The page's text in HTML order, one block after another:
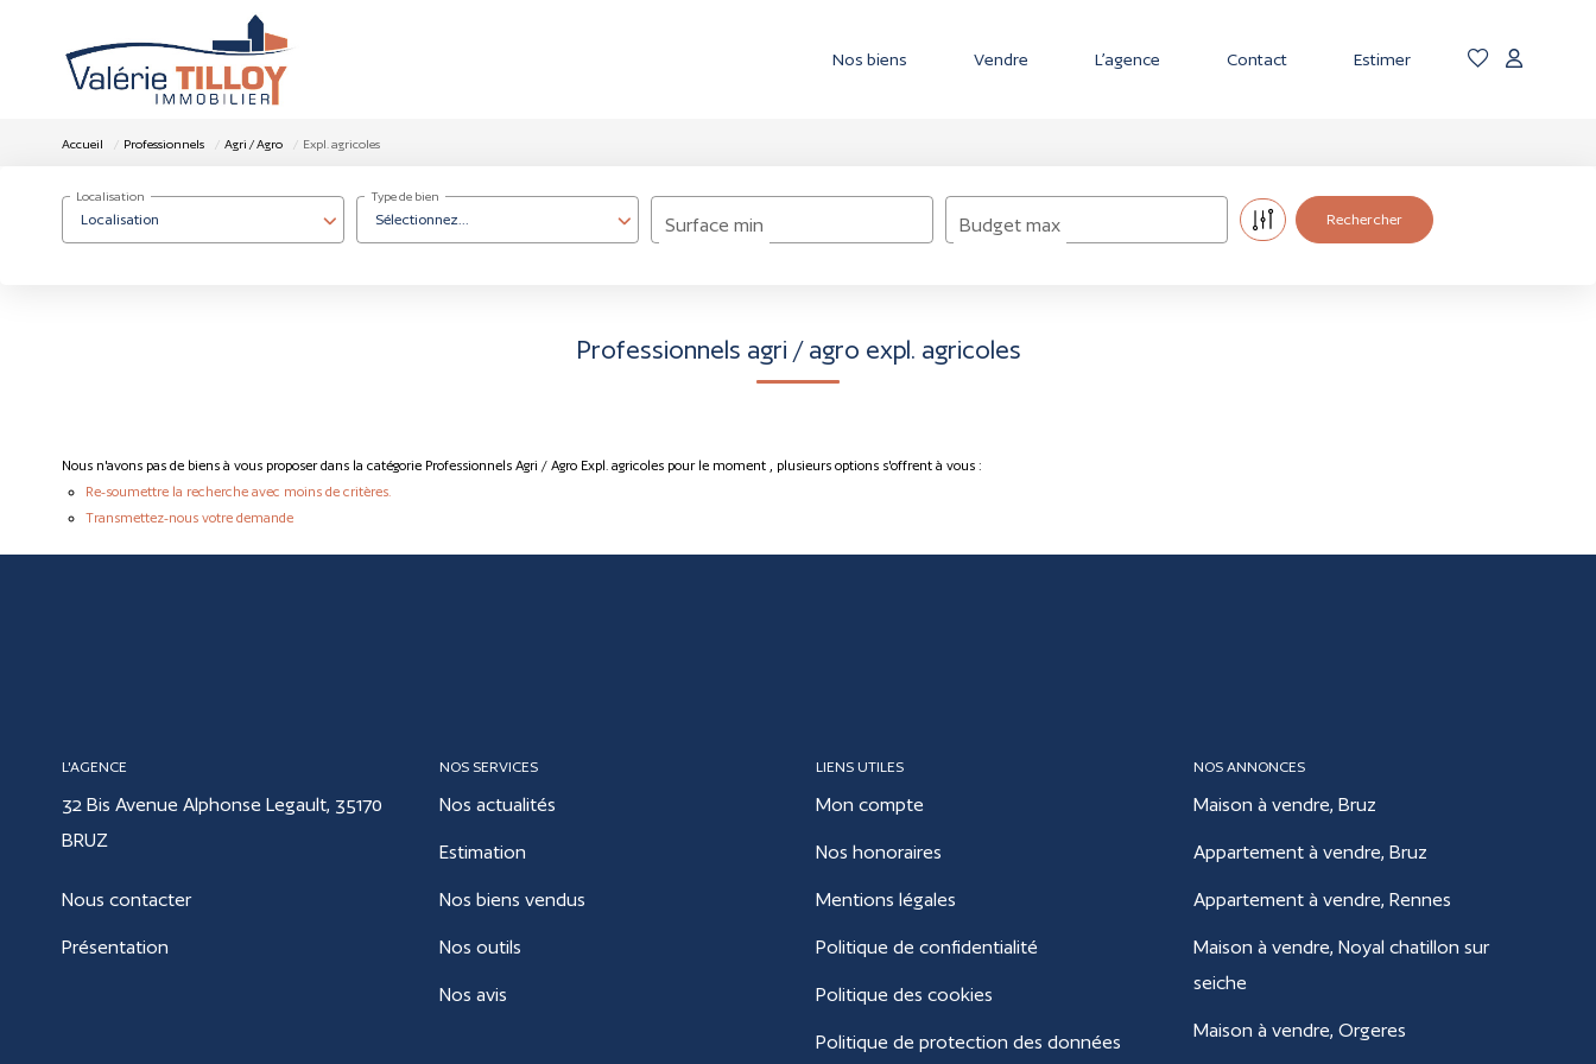
Nos biens Vendre L’agence Contact Estimer
Accueil Professionnels Agri / Agro Expl. agricoles
Localisation
Localisation
Sélectionnez...
Type de bien
Surface min Budget max
Professionnels agri / agro expl. agricoles
Nous n'avons pas de biens à vous proposer dans la catégorie Professionnels Agri / Agro Expl. agricoles pour le moment , plusieurs options s'offrent à vous :
Re-soumettre la recherche avec moins de critères.
Transmettez-nous votre demande
L'AGENCE
32 Bis Avenue Alphonse Legault, 35170
BRUZ
Nous contacter
Présentation
NOS SERVICES
Nos actualités
Estimation
Nos biens vendus
Nos outils
Nos avis
LIENS UTILES
Mon compte
Nos honoraires
Mentions légales
Politique de confidentialité
Politique des cookies
Politique de protection des données
NOS ANNONCES
Maison à vendre, Bruz
Appartement à vendre, Bruz
Appartement à vendre, Rennes
Maison à vendre, Noyal chatillon sur
seiche
Maison à vendre, Orgeres